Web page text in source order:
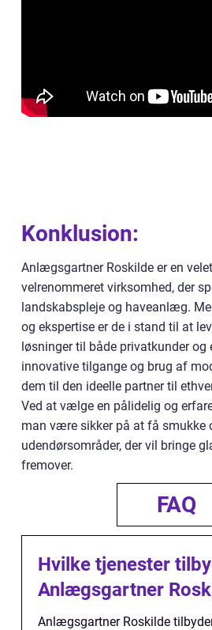
Konklusion:
Anlægsgartner Roskilde er en
velrenommeret virksomhed, der
landskabspleje og haveanlæg.
og ekspertise er de i stand til at
løsninger til både privatkunder og
innovative tilgange og brug af
dem til den ideelle partner til
Ved at vælge en pålidelig og
man være sikker på at få smukke
udendørsområder, der vil bringe
fremover.
FAQ
Hvilke tjenester
Anlægsgartner
Anlægsgartner Roskilde